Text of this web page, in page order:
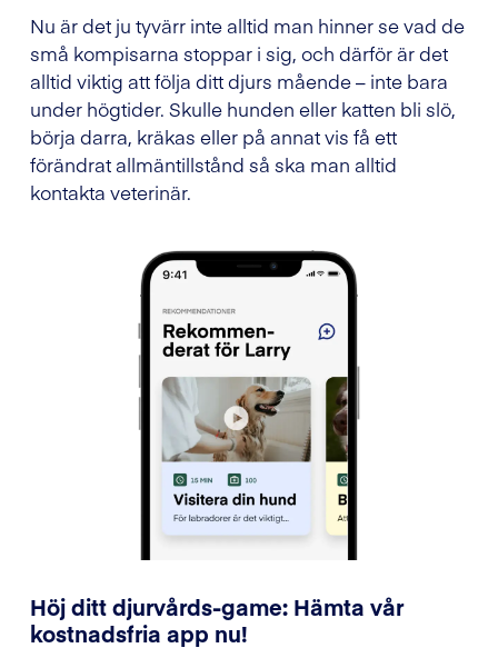
Nu är det ju tyvärr inte alltid man hinner se vad de
små kompisarna stoppar i sig, och därför är det
alltid viktig att följa ditt djurs mående – inte bara
under högtider. Skulle hunden eller katten bli slö,
börja darra, kräkas eller på annat vis få ett
förändrat allmäntillstånd så ska man alltid
kontakta veterinär.
Höj ditt djurvårds-game: Hämta vår
kostnadsfria app nu!